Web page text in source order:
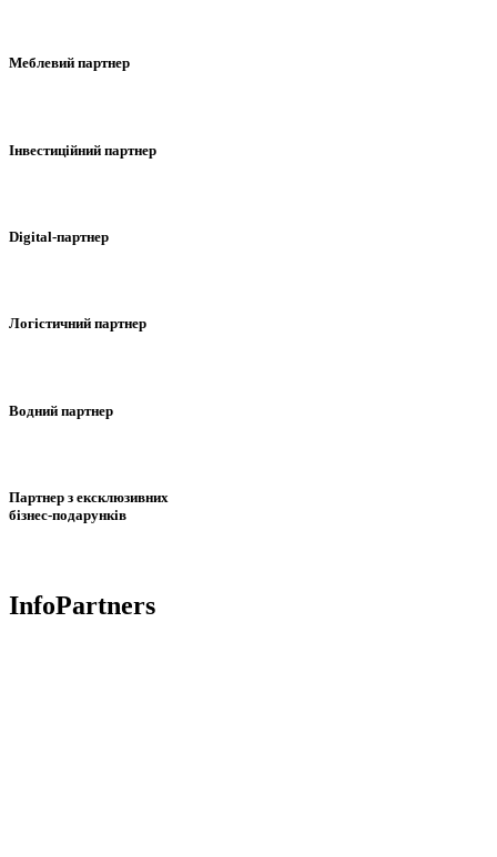
Меблевий партнер
Інвестиційний партнер
Digital-партнер
Логістичний партнер
Водний партнер
Партнер з ексклюзивних
бізнес-подарунків
InfoPartners